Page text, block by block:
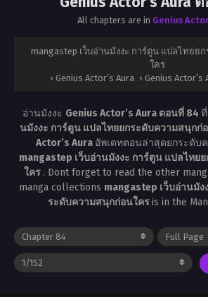
All chapters are in Genius
mangastep เว็บอ่านมังงะ การ์ตูน แปลไทยย
ใคร
› Genius Actor’s Aura › Genius
อ่านมังงะ Genius Actor’s Aura ตอนที่ 84 ที่
นมังงะ การ์ตูน แปลไทยยกระดับความสนุกก่
Actor’s Aura อัพเดทตอนล่าสุดยกระดับ
mangastep เว็บอ่านมังงะ การ์ตูน แปลไทย
ใคร . Dont forget to read the other
manga collections mangastep เว็บอ่านมั
ระดับความสนุกก่อนใครis in the